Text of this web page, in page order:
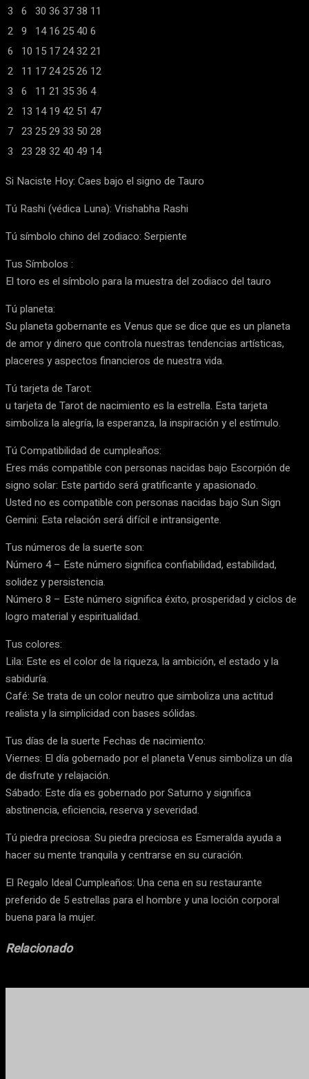
3 6 30 36 3738 11
2 9 14 16 2540 6
6
10 15 17243221
2 11 17242526 12
3 6 11 21 3536 4
2 13 14 19 42 51 47
7 23 2529 33 50 28
3 23 28 3240 49 14
Si Naciste Hoy: Caes bajo el signo de Tauro
Tú Rashi (védica Luna): Vrishabha Rashi
Tú símbolo chino del zodiaco: Serpiente
Tus Símbolos :
El toro es el símbolo para la muestra del zodiaco del tauro
Tú planeta:
Su planeta gobernante es Venus que se dice que es un planeta
de amor y dinero que controla nuestras tendencias artísticas,
placeres y aspectos financieros de nuestra vida.
Tú tarjeta de Tarot:
u tarjeta de Tarot de nacimiento es la estrella. Esta tarjeta
simboliza la alegría, la esperanza, la inspiración y el estímulo.
Tú Compatibilidad de cumpleaños:
Eres más compatible con personas nacidas bajo Escorpión de
signo solar: Este partido será gratificante y apasionado.
Usted no es compatible con personas nacidas bajo Sun Sign
Gemini: Esta relación será difícil e intransigente.
Tus números de la suerte son:
Número 4 – Este número significa confiabilidad, estabilidad,
solidez y persistencia.
Número 8 – Este número significa éxito, prosperidad y ciclos de
logro material y espiritualidad.
Tus colores:
Lila: Este es el color de la riqueza, la ambición, el estado y la
sabiduría.
Café: Se trata de un color neutro que simboliza una actitud
realista y la simplicidad con bases sólidas.
Tus días de la suerte Fechas de nacimiento:
Viernes: El día gobernado por el planeta Venus simboliza un día
de disfrute y relajación.
Sábado: Este día es gobernado por Saturno y significa
abstinencia, eficiencia, reserva y severidad.
Tú piedra preciosa: Su piedra preciosa es Esmeralda ayuda a
hacer su mente tranquila y centrarse en su curación.
El Regalo Ideal Cumpleaños: Una cena en su restaurante
preferido de 5 estrellas para el hombre y una loción corporal
buena para la mujer.
Relacionado